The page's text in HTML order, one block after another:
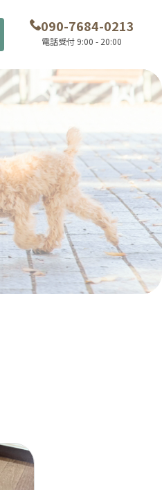
090-7684-0213
電話受付 9:00 - 20:00